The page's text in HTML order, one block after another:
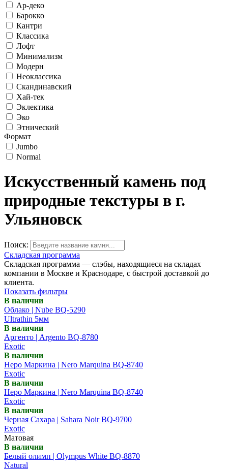
Ар-деко
Барокко
Кантри
Классика
Лофт
Минимализм
Модерн
Неоклассика
Скандинавский
Хай-тек
Эклектика
Эко
Этнический
Формат
Jumbo
Normal
Искусственный камень под
природные текстуры в г.
Ульяновск
Поиск:
Складская программа
Складская программа — слэбы, находящиеся на складах
компании в Москве и Краснодаре, с быстрой доставкой до
клиента.
Показать фильтры
В наличии
Облако | Nube BQ-5290
Ultrathin 5мм
В наличии
Аргенто | Argento BQ-8780
Exotic
В наличии
Неро Маркина | Nero Marquina BQ-8740
Exotic
В наличии
Неро Маркина | Nero Marquina BQ-8740
Exotic
В наличии
Черная Сахара | Sahara Noir BQ-9700
Exotic
Матовая
В наличии
Белый олимп | Olympus White BQ-8870
Natural